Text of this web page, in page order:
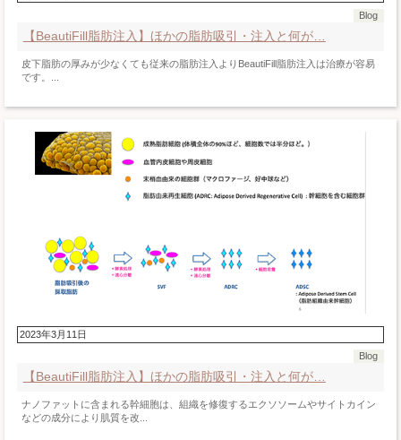
Blog
【BeautiFill脂肪注入】ほかの脂肪吸引・注入と何が…
皮下脂肪の厚みが少なくても従来の脂肪注入よりBeautiFill脂肪注入は治療が容易
です。...
2023年3月11日
Blog
【BeautiFill脂肪注入】ほかの脂肪吸引・注入と何が…
ナノファットに含まれる幹細胞は、組織を修復するエクソソームやサイトカイン
などの成分により肌質を改...